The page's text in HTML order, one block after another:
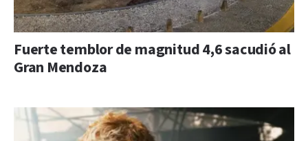
Fuerte temblor de magnitud 4,6 sacudió al
Gran Mendoza